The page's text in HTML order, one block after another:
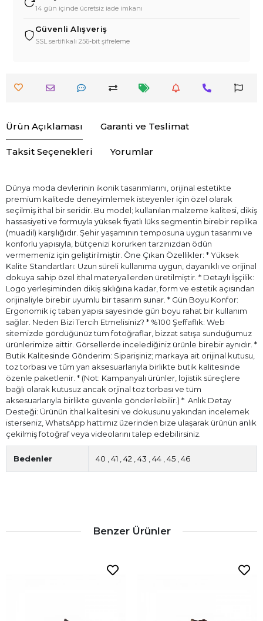
14 gün içinde ücretsiz iade imkanı
Güvenli Alışveriş
SSL sertifikalı 256-bit şifreleme
Ürün Açıklaması Garanti ve Teslimat
Taksit Seçenekleri Yorumlar
Dünya moda devlerinin ikonik tasarımlarını, orijinal estetikte
premium kalitede deneyimlemek isteyenler için özel olarak
seçilmiş ithal bir seridir. Bu model; kullanılan malzeme kalitesi, dikiş
hassasiyeti ve formuyla yüksek fiyatlı lüks segmentin birebir replika
(muadil) karşılığıdır. Şehir yaşamının temposuna uygun tasarımı ve
konforlu yapısıyla, bütçenizi korurken tarzınızdan ödün
vermemeniz için geliştirilmiştir. Öne Çıkan Özellikler: * Yüksek
Kalite Standartları: Uzun süreli kullanıma uygun, dayanıklı ve orijinal
dokuya sahip özel ithal materyallerden üretilmiştir. * Detaylı İşçilik:
Logo yerleşiminden dikiş sıklığına kadar, form ve estetik açısından
orijinaliyle birebir uyumlu bir tasarım sunar. * Gün Boyu Konfor:
Ergonomik iç taban yapısı sayesinde gün boyu rahat bir kullanım
sağlar. Neden Bizi Tercih Etmelisiniz? * %100 Şeffaflık: Web
sitemizde gördüğünüz tüm fotoğraflar, bizzat satışa sunduğumuz
ürünlerimize aittir. Görsellerde incelediğiniz ürünle birebir aynıdır. *
Butik Kalitesinde Gönderim: Siparişiniz; markaya ait orijinal kutusu,
toz torbası ve tüm yan aksesuarlarıyla birlikte butik kalitesinde
özenle paketlenir. * (Not: Kampanyalı ürünler, lojistik süreçlere
bağlı olarak kutusuz ancak orjinal toz torbası ve tüm
aksesuarlarıyla birlikte güvenle gönderilebilir.) * ⁠ Anlık Detay
Desteği: Ürünün ithal kalitesini ve dokusunu yakından incelemek
isterseniz, WhatsApp hattımız üzerinden bize ulaşarak ürünün anlık
çekilmiş fotoğraf veya videolarını talep edebilirsiniz.
Bedenler 40 41 42 43 44 45 46
Benzer Ürünler